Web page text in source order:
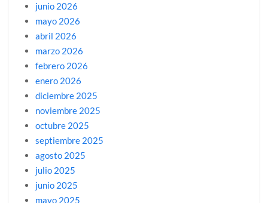
junio 2026
mayo 2026
abril 2026
marzo 2026
febrero 2026
enero 2026
diciembre 2025
noviembre 2025
octubre 2025
septiembre 2025
agosto 2025
julio 2025
junio 2025
mayo 2025